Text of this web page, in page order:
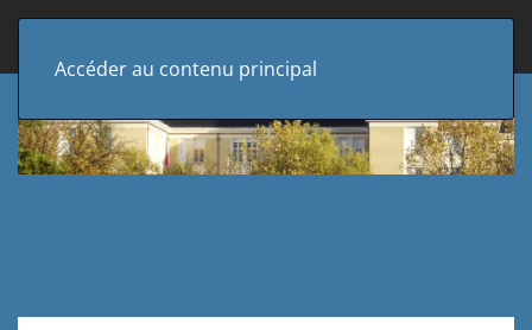
Accéder au contenu principal